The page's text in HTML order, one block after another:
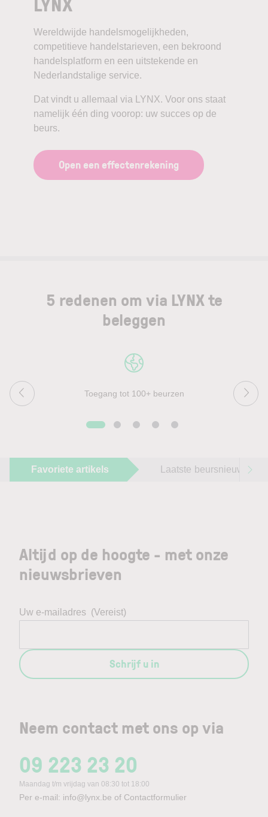
Wereldwijde handelsmogelijkheden,
competitieve handelstarieven, een bekroond
handelsplatform en een uitstekende en
Nederlandstalige service.
Dat vindt u allemaal via LYNX. Voor ons staat
namelijk één ding voorop: uw succes op de
beurs.
Open een effectenrekening
5 redenen om via LYNX te
beleggen
Toegang tot 100+ beurzen
Favoriete artikels Laatste beursnieuws
Neem contact met ons op via
09 223 23 20
Maandag t/m vrijdag van 08:30 tot 18:00
Per e-mail: info@lynx.be of Contactformulier
Altijd op de hoogte - met onze
nieuwsbrieven
Uw e-mailadres (Vereist)
Schrijf u in